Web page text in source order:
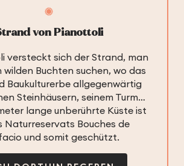
von Pianottoli
versteckt sich der Strand, man
wilden Buchten suchen, wo das
Baukulturerbe allgegenwärtig
Steinhäusern, seinem Turm…
lange unberührte Küste ist
Naturreservats Bouches de
und somit geschützt.